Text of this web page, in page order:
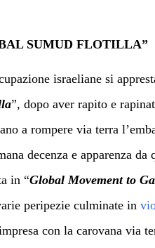
SUMUD FLOTILLA”
israeliane si
”, dopo averrapito e
a rompere via terra
decenza e apparenza
in “Global Movement to
peripezie culminate in
con la carovana via